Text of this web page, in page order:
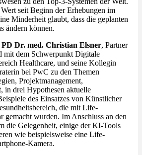
seit Beginn der Erhebungen im
Minderheit glaubt, dass die geplanten
ändern können.
PD Dr. med. Christian Elsner, Partner
mit dem Schwerpunkt Digitale
Healthcare, und seine Kollegin
bei PwC zu den Themen
Projektmanagement,
in drei Hypothesen aktuelle
des Einsatzes von Künstlicher
die mit Life-
gemacht wurden. Im Anschluss an den
die Gelegenheit, einige der KI-Tools
wie beispielsweise eine Life-
Kamera.